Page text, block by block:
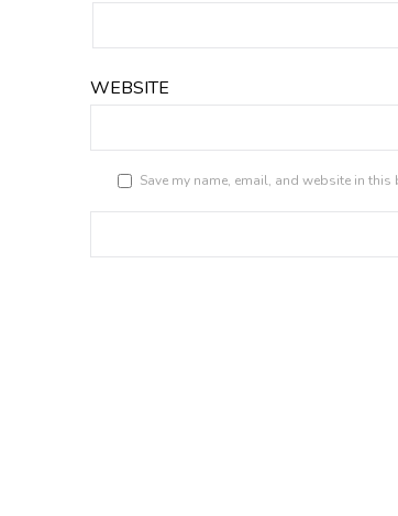
WEBSITE
Save my name, email, and website in